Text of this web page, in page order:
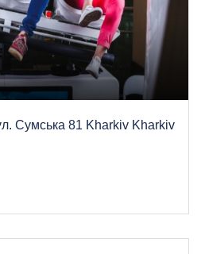
Сумська 81 Kharkiv Kharkiv